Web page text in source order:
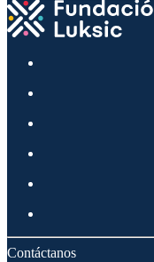
Contáctanos